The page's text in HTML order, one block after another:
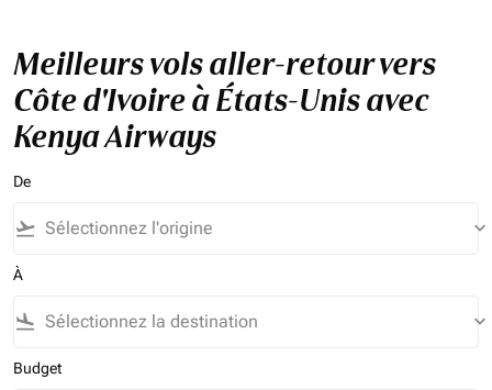
Meilleurs vols aller-retour vers
Côte d'Ivoire à États-Unis avec
Kenya Airways
De
flight_takeoff keyboard_arrow_down
À
flight_land keyboard_arrow_down
Budget